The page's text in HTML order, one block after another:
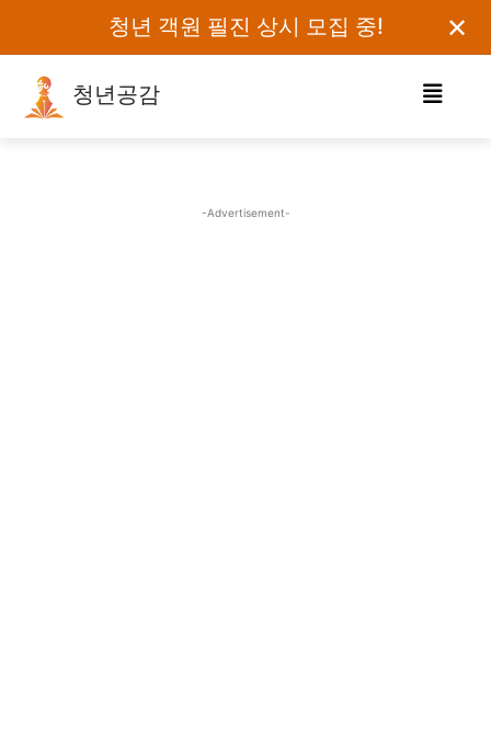
청년 객원 필진 상시 모집 중! ✕
청년공감
-Advertisement-